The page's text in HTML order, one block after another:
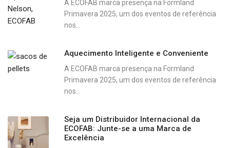
A ECOFAB marca presença na Formland
Primavera 2025, um dos eventos de referência
nos...
Aquecimento Inteligente e Conveniente
A ECOFAB marca presença na Formland
Primavera 2025, um dos eventos de referência
nos...
Seja um Distribuidor Internacional da
ECOFAB: Junte-se a uma Marca de
Excelência